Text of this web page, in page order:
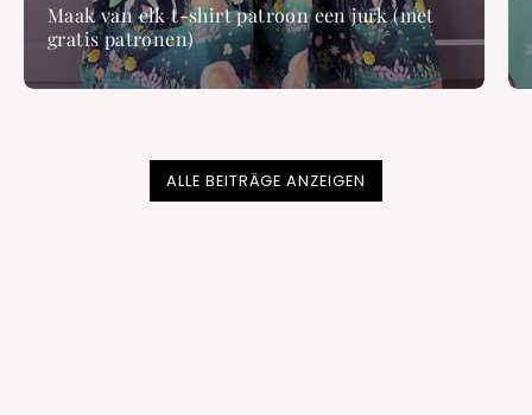
Maak van elk t-shirt patroon een jurk (met
gratis patronen)
ALLE BEITRÄGE ANZEIGEN